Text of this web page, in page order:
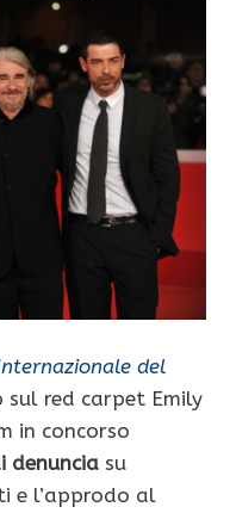
del
sul red carpet Emily
in concorso
denuncia su
e l’approdo al